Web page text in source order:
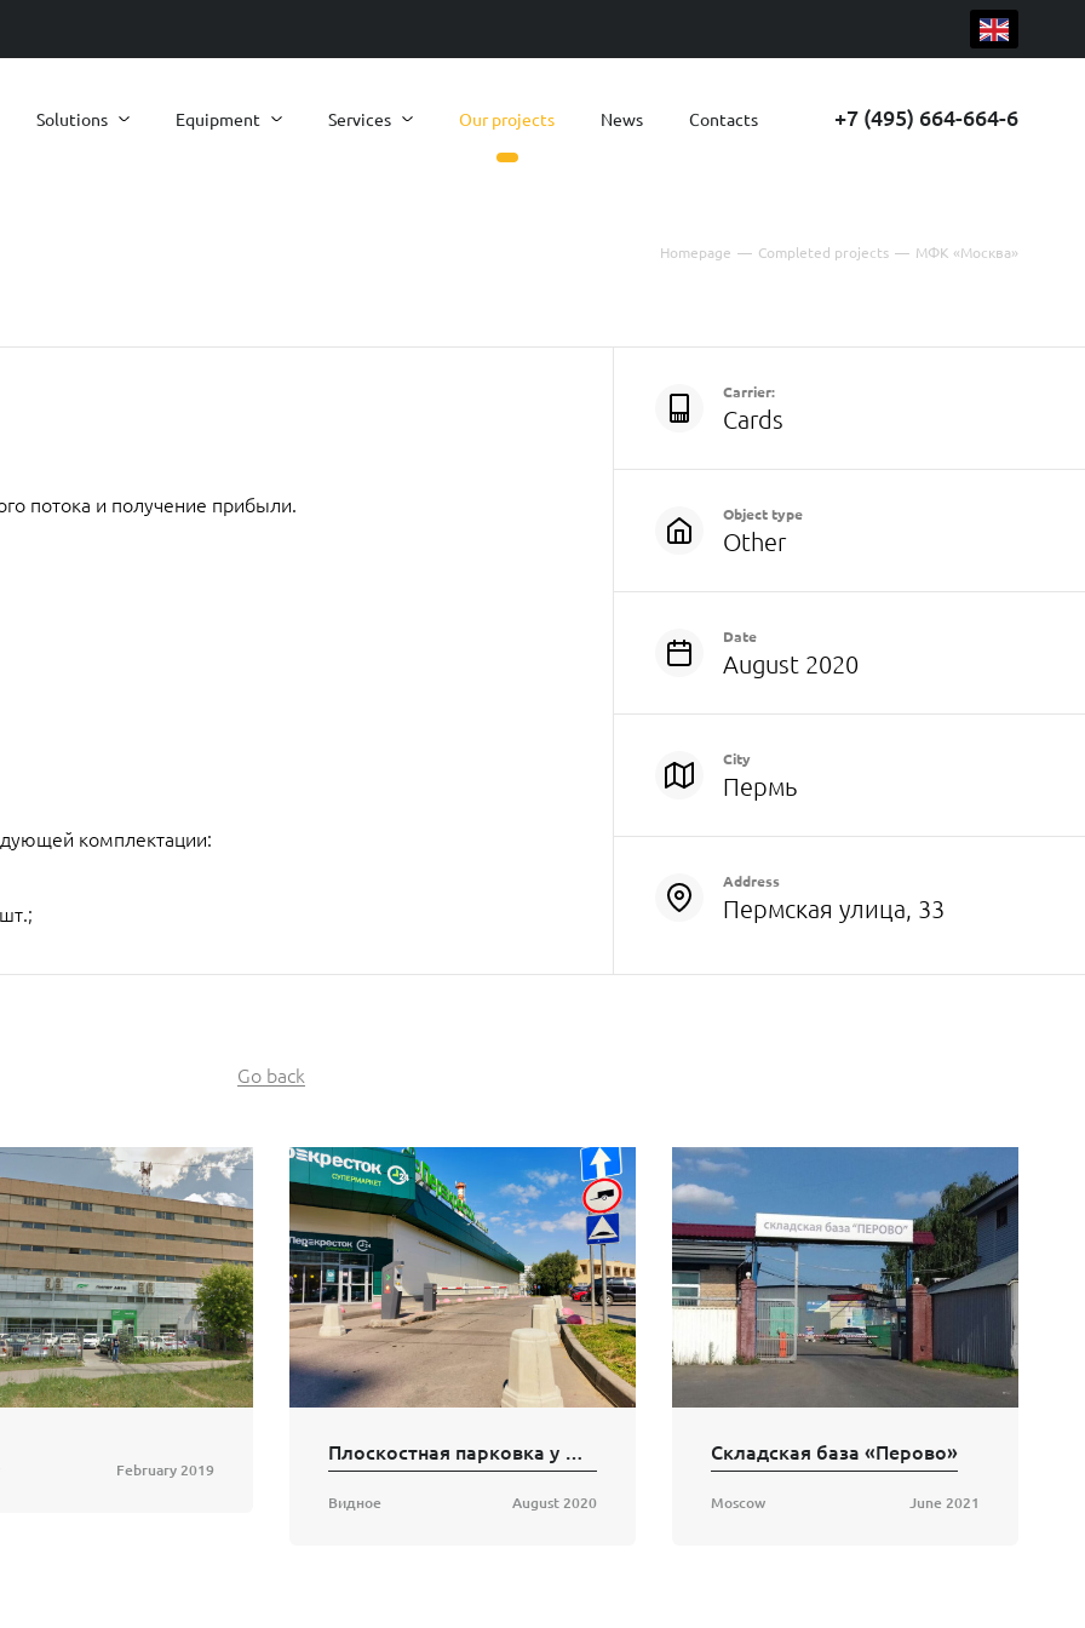
Solutions Equipment Services Our projects News Contacts +7 (495) 664-664-6
Homepage — Completed projects — МФК «Москва»
потока и получение прибыли.
комплектации:
Carrier:
Cards
Object type
Other
Date
August 2020
City
Пермь
Address
Пермская улица, 33
Go back
February 2019
Плоскостная парковка у магазина «Перекресток»
Видное August 2020
Складская база «Перово»
Moscow June 2021